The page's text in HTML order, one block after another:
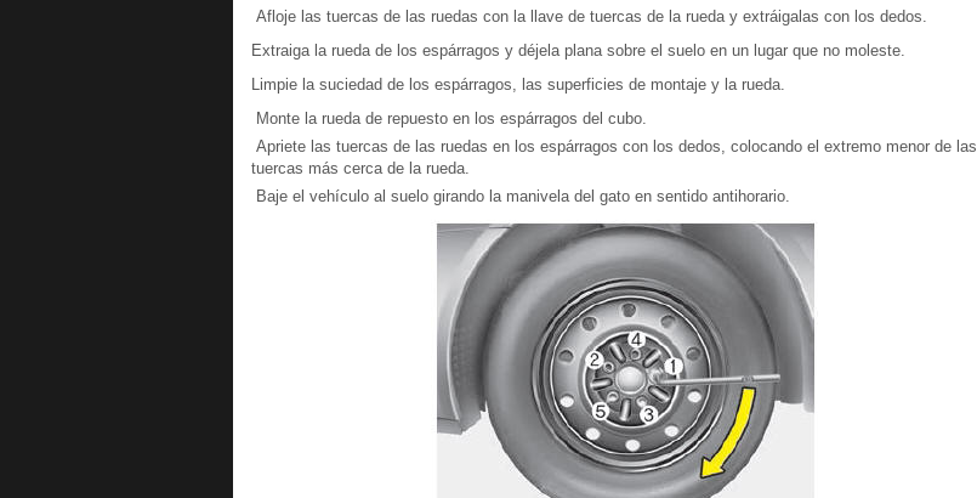
Afloje las tuercas de las ruedas con la llave de tuercas de la rueda y extráigalas con los dedos.
Extraiga la rueda de los espárragos y déjela plana sobre el suelo en un lugar que no moleste.
Limpie la suciedad de los espárragos, las superficies de montaje y la rueda.
Monte la rueda de repuesto en los espárragos del cubo.
Apriete las tuercas de las ruedas en los espárragos con los dedos, colocando el extremo menor de las
tuercas más cerca de la rueda.
Baje el vehículo al suelo girando la manivela del gato en sentido antihorario.